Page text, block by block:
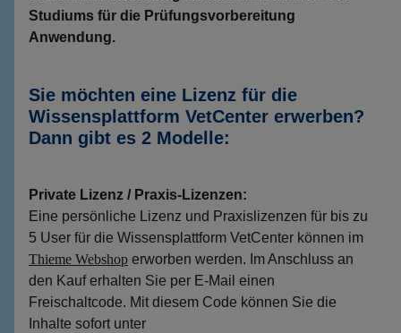
Studiums für die Prüfungsvorbereitung
Anwendung.
Sie möchten eine Lizenz für die
Wissensplattform VetCenter erwerben?
Dann gibt es 2 Modelle:
Private Lizenz / Praxis-Lizenzen:
Eine persönliche Lizenz und Praxislizenzen für bis zu
5 User für die Wissensplattform VetCenter können im
Thieme Webshop erworben werden. Im Anschluss an
den Kauf erhalten Sie per E-Mail einen
Freischaltcode. Mit diesem Code können Sie die
Inhalte sofort unter